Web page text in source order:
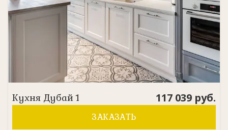
Кухня Дубай 1 117 039 руб.
ЗАКАЗАТЬ